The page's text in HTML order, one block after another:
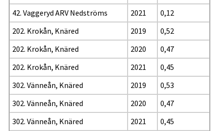
42. Vaggeryd ARV Nedströms
2021
0,12
202. Krokån, Knäred
2019
0,52
202. Krokån, Knäred
2020
0,47
202. Krokån, Knäred
2021
0,45
302. Vänneån, Knäred
2019
0,53
302. Vänneån, Knäred
2020
0,47
302. Vänneån, Knäred
2021
0,45